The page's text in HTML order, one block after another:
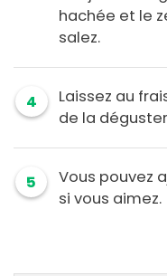
hachée et le
salez.
4
Laissez au
de la
5
Vous pouvez
si vous aimez.